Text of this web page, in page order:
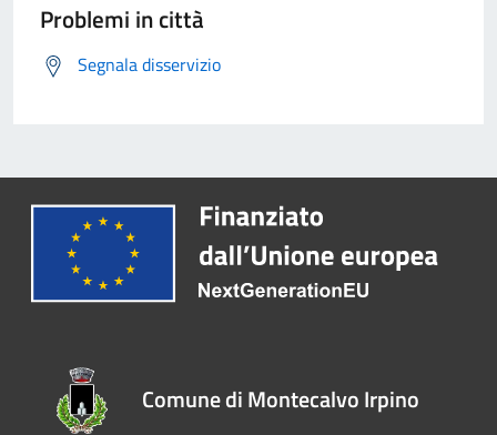
Problemi in città
Segnala disservizio
Comune di Montecalvo Irpino